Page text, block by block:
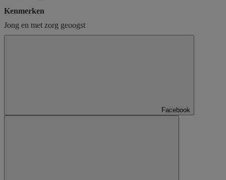
Kenmerken
Jong en met zorg geoogst
Facebook